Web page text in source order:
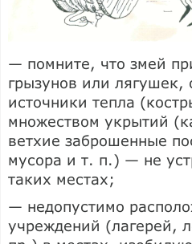
— помните, что змей
грызунов или
источники тепла
множеством укрытий
ветхие заброшенные
мусора и т. п.) — не
таких местах;
— недопустимо
учреждений (лагерей,